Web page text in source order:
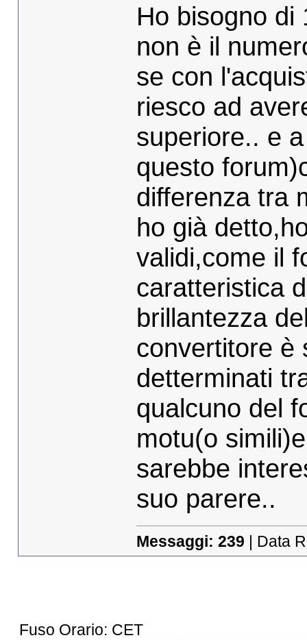
Ho bisogno di
non è il
se con
riesco ad
superiore.. e
questo
differenza tra
ho già
validi,come il
caratteristica
brillantezza
convertitore è
detterminati
qualcuno del
motu(o
sarebbe
suo parere..
Messaggi: 239 | Data
Fuso Orario: CET